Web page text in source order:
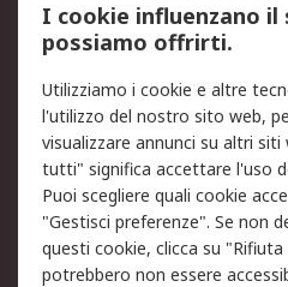
Legale
Informativa Cookie
Email Security
Condizioni di vendita
Etica e responsabilità
I cookie influenzano il
possiamo offrirti.
Utilizziamo i cookie e altre
l'utilizzo del nostro sito web,
visualizzare annunci su altri siti
tutti" significa accettare l'uso
Puoi scegliere quali cookie
"Gestisci preferenze". Se non
questi cookie, clicca su
potrebbero non essere